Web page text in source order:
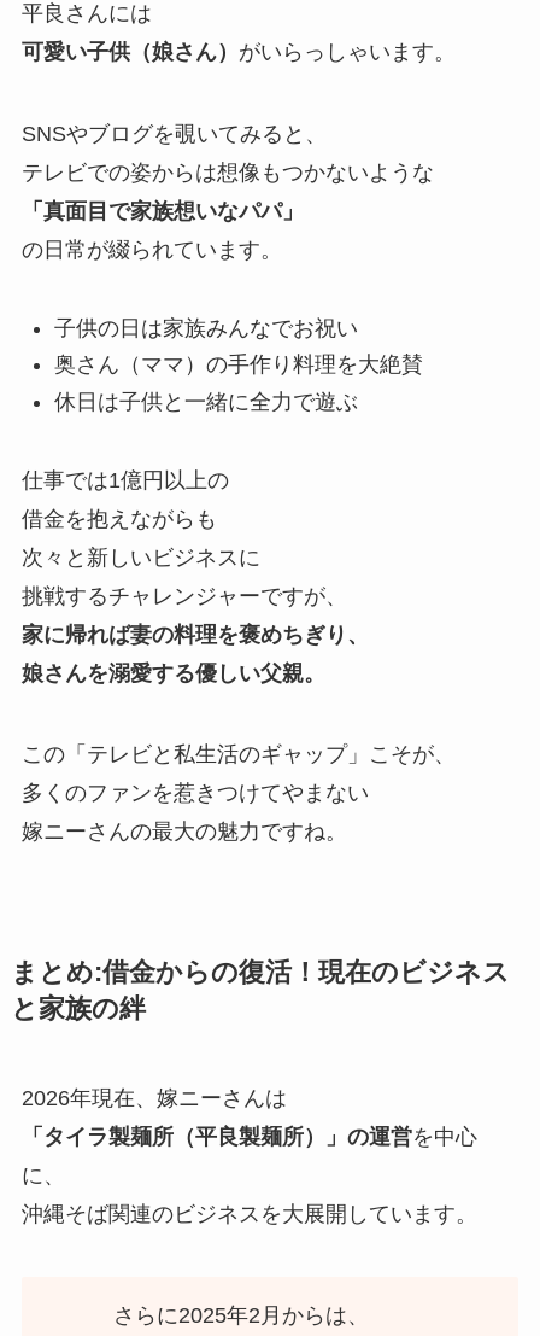
平良さんには
可愛い子供（娘さん） がいらっしゃいます。
SNSやブログを覗いてみると、
テレビでの姿からは想像もつかないような
「真面目で家族想いなパパ」
の日常が綴られています。
子供の日は家族みんなでお祝い
奥さん（ママ）の手作り料理を大絶賛
休日は子供と一緒に全力で遊ぶ
仕事では1億円以上の
借金を抱えながらも
次々と新しいビジネスに
挑戦するチャレンジャーですが、
家に帰れば妻の料理を褒めちぎり、
娘さんを溺愛する優しい父親。
この「テレビと私生活のギャップ」こそが、
多くのファンを惹きつけてやまない
嫁ニーさんの最大の魅力ですね。
まとめ:借金からの復活！現在のビジネス
と家族の絆
2026年現在、嫁ニーさんは
「タイラ製麺所（平良製麺所）」の運営を中心
に、
沖縄そば関連のビジネスを大展開しています。
さらに2025年2月からは、